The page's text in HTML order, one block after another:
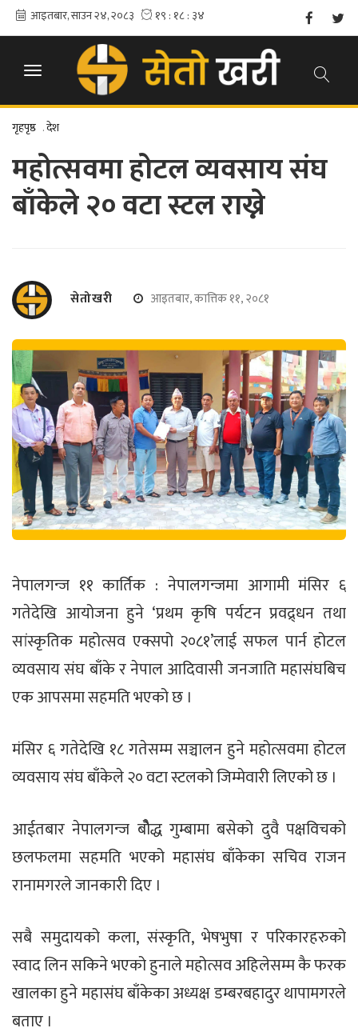
गृहपृष्ठ .देश
महोत्सवमा होटल व्यवसाय संघ
बाँकेले २० वटा स्टल राख्ने
सेतोखरी आइतबार, कात्तिक ११, २०८१
नेपालगन्ज ११ कार्तिक : नेपालगन्जमा आगामी मंसिर ६
गतेदेखि आयोजना हुने ‘प्रथम कृषि पर्यटन प्रवद्र्धन तथा
सांस्कृतिक महोत्सव एक्सपो २०८१’लाई सफल पार्न होटल
व्यवसाय संघ बाँके र नेपाल आदिवासी जनजाति महासंघबिच
एक आपसमा सहमति भएको छ ।
मंसिर ६ गतेदेखि १८ गतेसम्म सञ्चालन हुने महोत्सवमा होटल
व्यवसाय संघ बाँकेले २० वटा स्टलको जिम्मेवारी लिएको छ ।
आईतबार नेपालगन्ज बोैद्ध गुम्बामा बसेको दुवै पक्षविचको
छलफलमा सहमति भएको महासंघ बाँकेका सचिव राजन
रानामगरले जानकारी दिए ।
सबै समुदायको कला, संस्कृति, भेषभुषा र परिकारहरुको
स्वाद लिन सकिने भएको हुनाले महोत्सव अहिलेसम्म कै फरक
खालका हुने महासंघ बाँकेका अध्यक्ष डम्बरबहादुर थापामगरले
बताए ।